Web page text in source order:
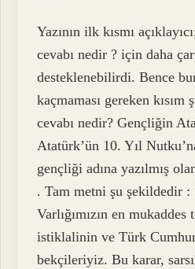
Yazının ilk kısmı
cevabı nedir ? için daha
desteklenebilirdi. Bence
kaçmaması gereken
cevabı nedir? Gençliğin
Atatürk’ün 10. Yıl
gençliği adına yazılmış
. Tam metni şu şekildedir
Varlığımızın en
istiklalinin ve Türk
bekçileriyiz. Bu karar,